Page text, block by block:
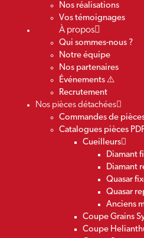
Nos réalisations
Vos témoignages
À propos
Qui sommes-nous ?
Notre équipe
Nos partenaires
Événements ⚠️
Recrutement
Nos pièces détachées
Commandes de
Catalogues pièces
Cueilleurs
Diamant
Diamant
Quasar
Quasar
Anciens
Coupe Grains
Coupe